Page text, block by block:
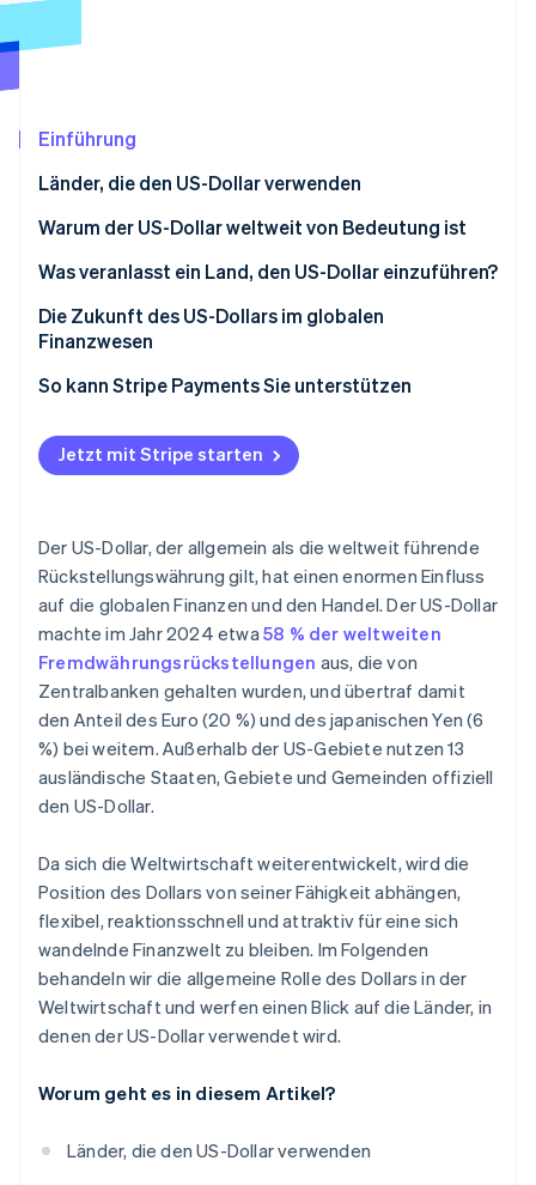
Betrugsprävention
Atlas
Online-Identitätsprüfung
Stripe-Sessions 2026
Erfahren Sie, wie Stripe Lösungen für die
Einführung
Länder, die den US-Dollar verwenden
Länder, die offiziell den US-Dollar verwenden
Länder, die den US-Dollar neben einer lokalen
Warum der US-Dollar weltweit von Bedeutung ist
Was veranlasst ein Land, den US-Dollar einzuführen?
Die Zukunft des US-Dollars im globalen
Finanzwesen
So kann Stripe Payments Sie unterstützen
Jetzt mit Stripe starten
Der US-Dollar, der allgemein als die weltweit führende
Rückstellungswährung gilt, hat einen enormen Einfluss
auf die globalen Finanzen und den Handel. Der US-Dollar
machte im Jahr 2024 etwa58 % der weltweiten
Fremdwährungsrückstellungen aus, die von
Zentralbanken gehalten wurden, und übertraf damit
den Anteil des Euro (20 %) und des japanischen Yen (6
%) bei weitem. Außerhalb der US-Gebiete nutzen 13
ausländische Staaten, Gebiete und Gemeinden offiziell
den US-Dollar.
Da sich die Weltwirtschaft weiterentwickelt, wird die
Position des Dollars von seiner Fähigkeit abhängen,
flexibel, reaktionsschnell und attraktiv für eine sich
wandelnde Finanzwelt zu bleiben. Im Folgenden
behandeln wir die allgemeine Rolle des Dollars in der
Weltwirtschaft und werfen einen Blick auf die Länder, in
denen der US-Dollar verwendet wird.
Worum geht es in diesem Artikel?
Länder, die den US-Dollar verwenden